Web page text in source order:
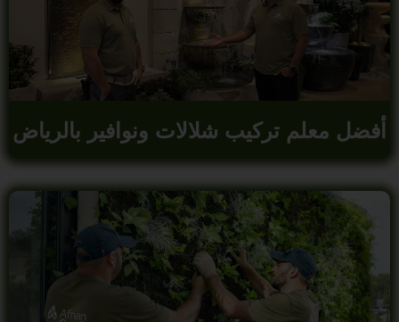
أفضل معلم تركيب شلالات ونوافير بالرياض